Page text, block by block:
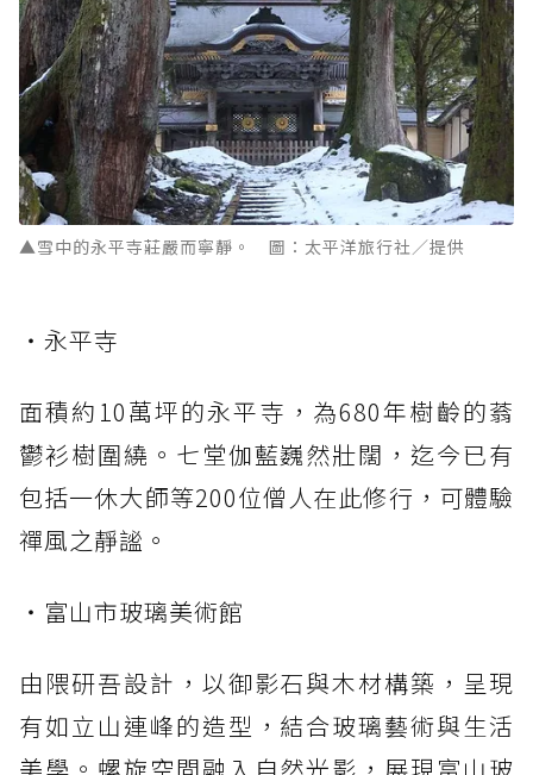
▲雪中的永平寺莊嚴而寧靜。 圖：太平洋旅行社／提供
・永平寺
面積約10萬坪的永平寺，為680年樹齡的蓊
鬱衫樹圍繞。七堂伽藍巍然壯闊，迄今已有
包括一休大師等200位僧人在此修行，可體驗
禪風之靜謐。
・富山市玻璃美術館
由隈研吾設計，以御影石與木材構築，呈現
有如立山連峰的造型，結合玻璃藝術與生活